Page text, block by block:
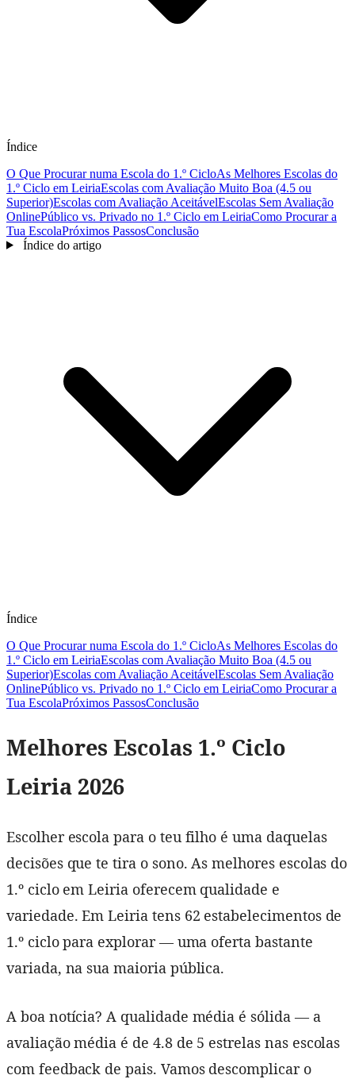
Índice
O Que Procurar numa Escola do 1.º CicloAs Melhores Escolas do
1.º Ciclo em LeiriaEscolas com Avaliação Muito Boa (4.5 ou
Superior)Escolas com Avaliação AceitávelEscolas Sem Avaliação
OnlinePúblico vs. Privado no 1.º Ciclo em LeiriaComo Procurar a
Tua EscolaPróximos PassosConclusão
Índice do artigo
Índice
O Que Procurar numa Escola do 1.º CicloAs Melhores Escolas do
1.º Ciclo em LeiriaEscolas com Avaliação Muito Boa (4.5 ou
Superior)Escolas com Avaliação AceitávelEscolas Sem Avaliação
OnlinePúblico vs. Privado no 1.º Ciclo em LeiriaComo Procurar a
Tua EscolaPróximos PassosConclusão
Melhores Escolas 1.º Ciclo
Leiria 2026
Escolher escola para o teu filho é uma daquelas
decisões que te tira o sono. As melhores escolas do
1.º ciclo em Leiria oferecem qualidade e
variedade. Em Leiria tens 62 estabelecimentos de
1.º ciclo para explorar — uma oferta bastante
variada, na sua maioria pública.
A boa notícia? A qualidade média é sólida — a
avaliação média é de 4.8 de 5 estrelas nas escolas
com feedback de pais. Vamos descomplicar o